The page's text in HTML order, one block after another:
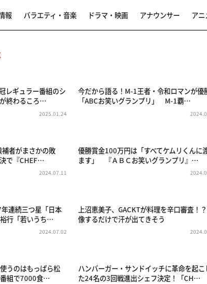
報 バラエティ・音楽 ドラマ・映画 アナウンサー アニ
レギュラー番組のシ
終わるころ…
2025.01.24
今だから語る！M-1王者・令和ロマンが優
「ABCお笑いグランプリ」 M-1覇…
者がまさかの敗
で『CHEF…
2024.07.11
優勝賞金100万円は「すべてケムリくんに
ます」 『ＡＢＣお笑いグランプリ』…
連続三つ星「日本
行「若いうち…
2024.07.02
上沼恵美子、GACKTが料理を辛口審査！
像するだけで汗が出てきそう
うのはもっぱら松
組で7000食…
ハンバーガー・サンドイッチに革命を起こ
た24名の3回戦進出シェフ決定！「CH…